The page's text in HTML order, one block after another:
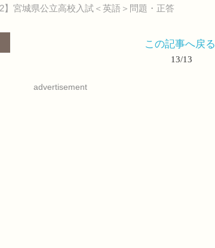
】宮城県公立高校入試＜英語＞問題・正答
この記事へ戻る
13/13
advertisement